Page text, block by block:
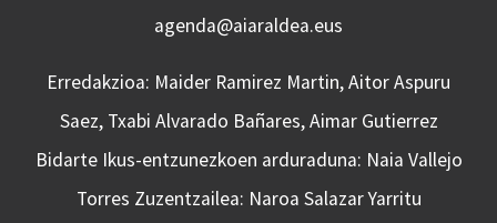
agenda@aiaraldea.eus
Erredakzioa: Maider Ramirez Martin, Aitor Aspuru
Saez, Txabi Alvarado Bañares, Aimar Gutierrez
Bidarte Ikus-entzunezkoen arduraduna: Naia Vallejo
Torres Zuzentzailea: Naroa Salazar Yarritu